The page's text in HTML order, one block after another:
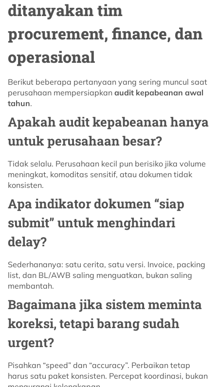
ditanyakan tim
procurement, finance, dan
operasional
Berikut beberapa pertanyaan yang sering muncul saat
perusahaan mempersiapkan audit kepabeanan awal
tahun.
Apakah audit kepabeanan hanya
untuk perusahaan besar?
Tidak selalu. Perusahaan kecil pun berisiko jika volume
meningkat, komoditas sensitif, atau dokumen tidak
konsisten.
Apa indikator dokumen “siap
submit” untuk menghindari
delay?
Sederhananya: satu cerita, satu versi. Invoice, packing
list, dan BL/AWB saling menguatkan, bukan saling
membantah.
Bagaimana jika sistem meminta
koreksi, tetapi barang sudah
urgent?
Pisahkan “speed” dan “accuracy”. Perbaikan tetap
harus satu paket konsisten. Percepat koordinasi, bukan